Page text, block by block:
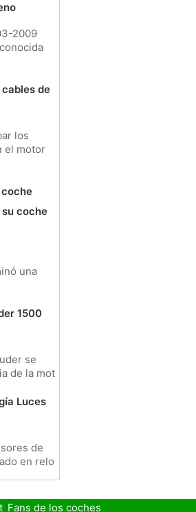
2009
de
los
el motor
coche
una
1500
se
de la mot
Luces
de
en relo
Fans de los coches